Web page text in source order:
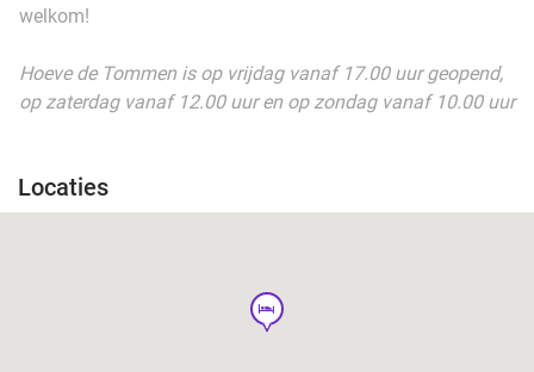
welkom!
Hoeve de Tommen is op vrijdag vanaf 17.00 uur geopend,
op zaterdag vanaf 12.00 uur en op zondag vanaf 10.00 uur
Locaties
hotel